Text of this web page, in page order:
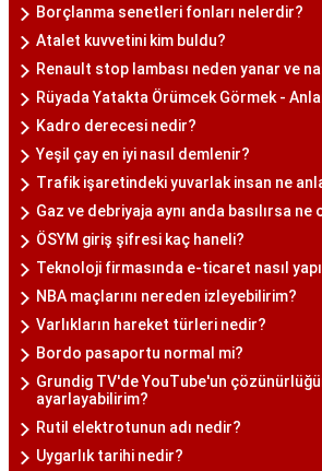
Borçlanma senetleri fonları nelerdir?
Atalet kuvvetini kim buldu?
Renault stop lambası neden yanar ve
Rüyada Yatakta Örümcek Görmek -
Kadro derecesi nedir?
Yeşil çay en iyi nasıl demlenir?
Trafik işaretindeki yuvarlak insan ne
Gaz ve debriyaja aynı anda basılırsa ne
ÖSYM giriş şifresi kaç haneli?
Teknoloji firmasında e-ticaret nasıl
NBA maçlarını nereden izleyebilirim?
Varlıkların hareket türleri nedir?
Bordo pasaportu normal mi?
Grundig TV'de YouTube'un
ayarlayabilirim?
Rutil elektrotunun adı nedir?
Uygarlık tarihi nedir?